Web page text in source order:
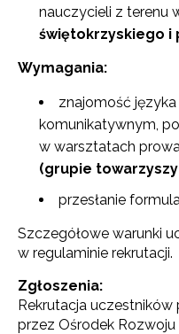
nauczycieli z terenu
świętokrzyskiego i
Wymagania:
znajomość
komunikatywnym,
w warsztatach
(grupie
przesłanie
Szczegółowe warunki
w regulaminie rekrutacji.
Zgłoszenia:
Rekrutacja
przez Ośrodek